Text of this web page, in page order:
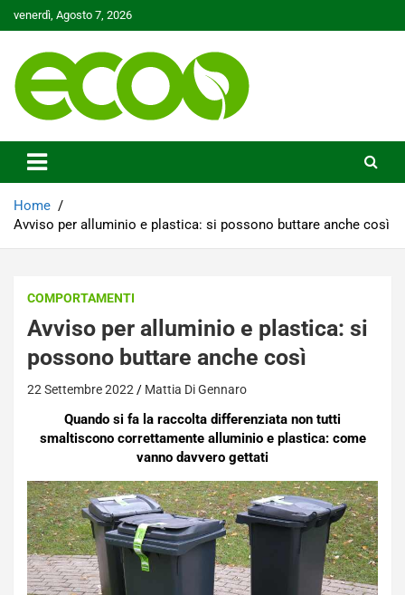
to
venerdì, Agosto 7, 2026
Ecoo.it
Home
Avviso per alluminio e plastica: si possono buttare anche così
COMPORTAMENTI
Avviso per alluminio e plastica: si
possono buttare anche così
22 Settembre 2022 Mattia Di Gennaro
Quando si fa la raccolta differenziata non tutti
smaltiscono correttamente alluminio e plastica: come
vanno davvero gettati